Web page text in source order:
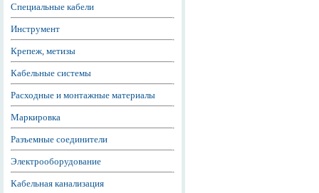
Специальные кабели
Инструмент
Крепеж, метизы
Кабельные системы
Расходные и монтажные материалы
Маркировка
Разъемные соединители
Электрооборудование
Кабельная канализация